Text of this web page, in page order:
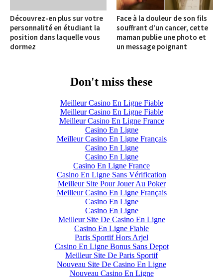
Découvrez-en plus sur votre
personnalité en étudiant la
position dans laquelle vous
dormez
Face à la douleur de son fils
souffrant d’un cancer, cette
maman publie une photo et
un message poignant
Don't miss these
Meilleur Casino En Ligne Fiable
Meilleur Casino En Ligne Fiable
Meilleur Casino En Ligne France
Casino En Ligne
Meilleur Casino En Ligne Français
Casino En Ligne
Casino En Ligne
Casino En Ligne France
Casino En Ligne Sans Vérification
Meilleur Site Pour Jouer Au Poker
Meilleur Casino En Ligne Français
Casino En Ligne
Casino En Ligne
Meilleur Site De Casino En Ligne
Casino En Ligne Fiable
Paris Sportif Hors Arjel
Casino En Ligne Bonus Sans Depot
Meilleur Site De Paris Sportif
Nouveau Site De Casino En Ligne
Nouveau Casino En Ligne